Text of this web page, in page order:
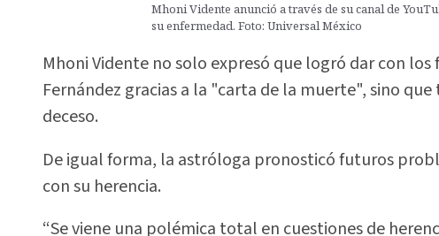
Mhoni Vidente anunció a través de su canal de
su enfermedad. Foto: Universal México
Mhoni Vidente no solo expresó que logró dar con
Fernández gracias a la "carta de la muerte", sino
deceso.
De igual forma, la astróloga pronosticó futuros
con su herencia.
“Se viene una polémica total en cuestiones de